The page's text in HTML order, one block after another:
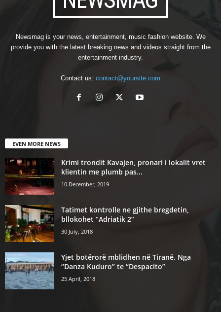
Newsmag is your news, entertainment, music fashion website. We
provide you with the latest breaking news and videos straight from the
entertainment industry.
Contact us: contact@yoursite.com
EVEN MORE NEWS
Krimi trondit Kavajen, pronari i lokalit vret
klientin me plumb pas...
10 December, 2019
Tatimet kontrolle ne gjithe bregdetin,
bllokohet “Adriatik 2”
30 July, 2018
Yjet botërorë mblidhen në Tiranë. Nga
“Danza Kuduro” te “Despacito”
25 April, 2018